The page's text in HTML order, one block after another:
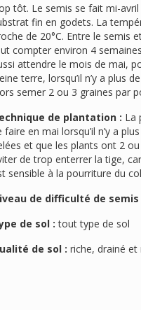
tôt. Le semis se fait mi-avril
fin en godets. La
de 20°C. Entre le semis
compter environ 4
attendre le mois de mai,
terre, lorsqu’il n’y a plus
semer 2 ou 3 graines par
de plantation :
faire en mai lorsqu’il n’y a
et que les plants ont 2
de trop enterrer la tige,
sensible à la pourriture du
de difficulté de semis
de sol : tout type de sol
de sol : riche, drainé et